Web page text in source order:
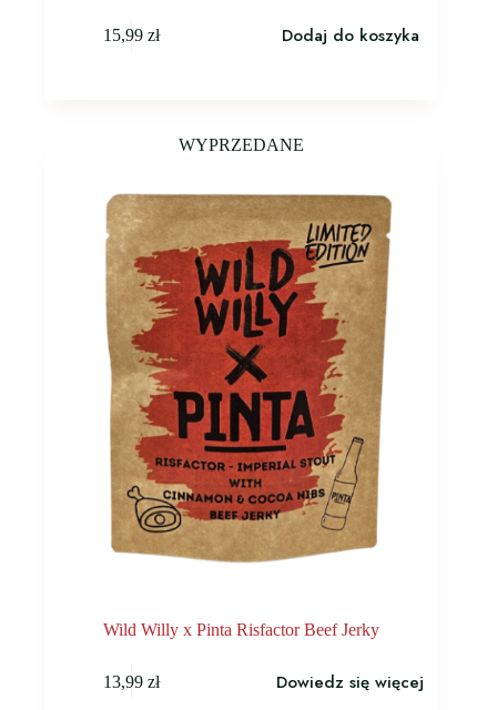
15,99zł Dodaj do koszyka
WYPRZEDANE
Wild Willy x Pinta Risfactor Beef Jerky
13,99zł Dowiedz się więcej